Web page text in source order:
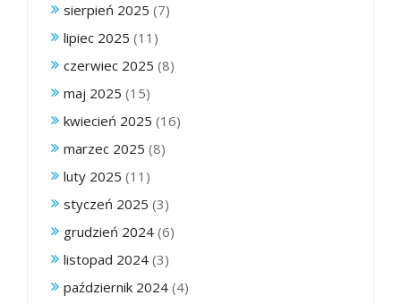
sierpień 2025 (7)
lipiec 2025 (11)
czerwiec 2025 (8)
maj 2025 (15)
kwiecień 2025 (16)
marzec 2025 (8)
luty 2025 (11)
styczeń 2025 (3)
grudzień 2024 (6)
listopad 2024 (3)
październik 2024 (4)